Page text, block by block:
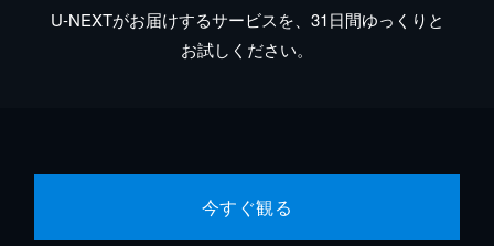
U-NEXTがお届けするサービスを、31日間ゆっくりと
お試しください。
今すぐ観る